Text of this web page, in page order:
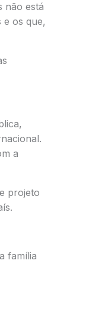
não está
e os que,
a
projeto
família